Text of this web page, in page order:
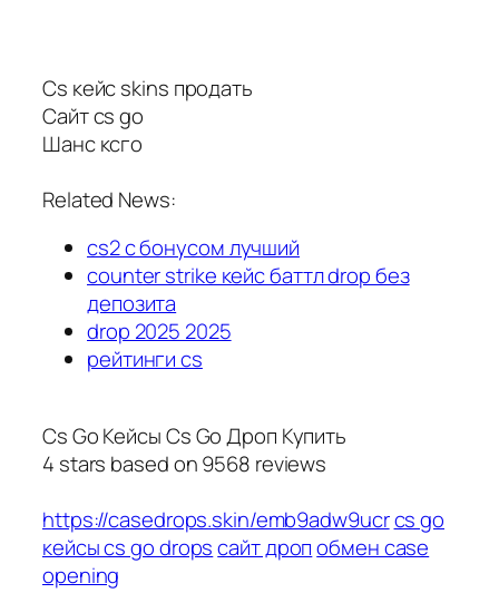
Cs кейс skins продать
Сайт cs go
Шанс ксго
Related News:
cs2 с бонусом лучший
counter strike кейс баттл drop без
депозита
drop 2025 2025
рейтинги cs
Cs Go Кейсы Cs Go Дроп Купить
4 stars based on9568 reviews
https://casedrops.skin/emb9adw9ucrcs go
кейсы cs go drops сайт дроп обмен case
opening